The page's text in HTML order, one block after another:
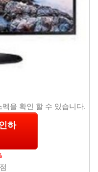
을 확인 할 수 있습니다.
하